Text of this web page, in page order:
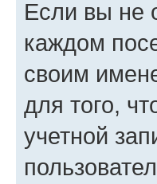
Если вы не
каждом
своим
для того,
учетной